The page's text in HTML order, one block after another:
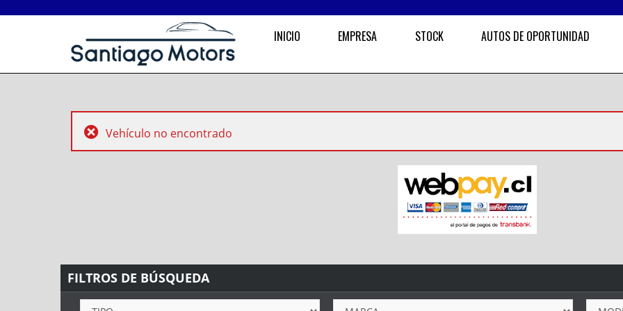
INICIO EMPRESA STOCK AUTOS DE OPORTUNIDAD
Vehículo no encontrado
FILTROS DE BÚSQUEDA